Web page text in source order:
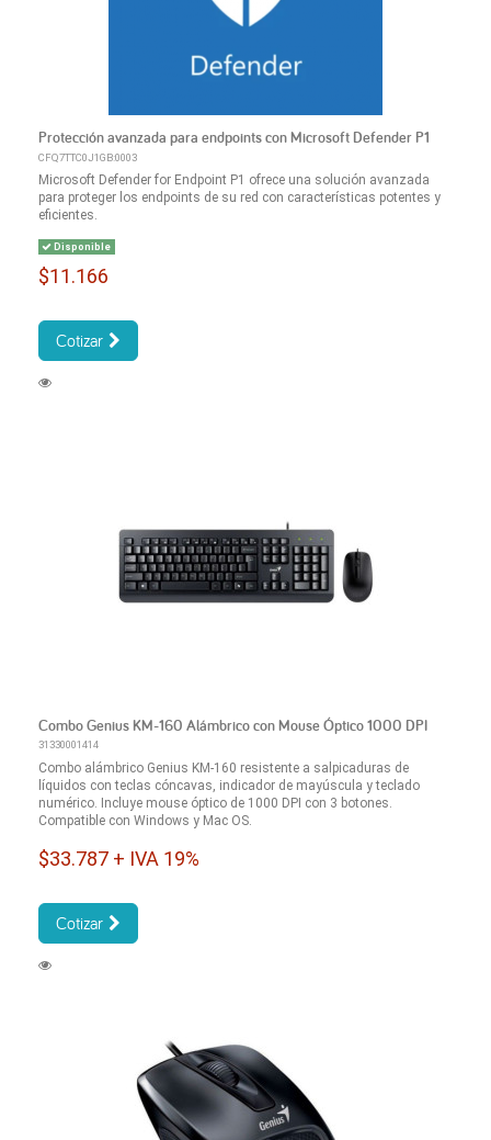
Protección avanzada para endpoints con Microsoft Defender P1
CFQ7TTC0J1GB:0003
Microsoft Defender for Endpoint P1 ofrece una solución avanzada
para proteger los endpoints de su red con características potentes y
eficientes.
Disponible
$11.166
Cotizar
Combo Genius KM-160 Alámbrico con Mouse Óptico 1000 DPI
31330001414
Combo alámbrico Genius KM-160 resistente a salpicaduras de
líquidos con teclas cóncavas, indicador de mayúscula y teclado
numérico. Incluye mouse óptico de 1000 DPI con 3 botones.
Compatible con Windows y Mac OS.
$33.787 + IVA 19%
Cotizar